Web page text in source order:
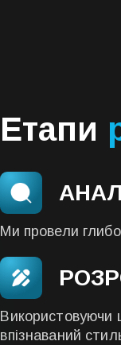
Етапи
Ми провели
Використовуючи
впізнаваний